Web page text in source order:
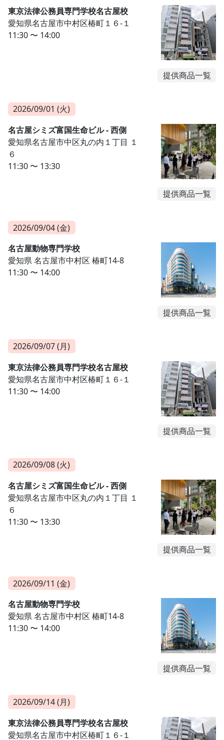
東京法律公務員専門学校名古屋校
愛知県名古屋市中村区椿町１６-１
11:30 〜 14:00
提供商品一覧
2026/09/01 (火)
名古屋シミズ富国生命ビル - 西側
愛知県名古屋市中区丸の内１丁目 １
６
11:30 〜 13:30
提供商品一覧
2026/09/04 (金)
名古屋動物専門学校
愛知県 名古屋市中村区 椿町14-8
11:30 〜 14:00
提供商品一覧
2026/09/07 (月)
東京法律公務員専門学校名古屋校
愛知県名古屋市中村区椿町１６-１
11:30 〜 14:00
提供商品一覧
2026/09/08 (火)
名古屋シミズ富国生命ビル - 西側
愛知県名古屋市中区丸の内１丁目 １
６
11:30 〜 13:30
提供商品一覧
2026/09/11 (金)
名古屋動物専門学校
愛知県 名古屋市中村区 椿町14-8
11:30 〜 14:00
提供商品一覧
2026/09/14 (月)
東京法律公務員専門学校名古屋校
愛知県名古屋市中村区椿町１６-１